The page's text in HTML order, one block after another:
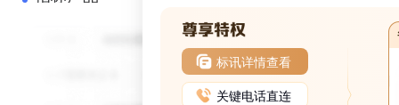
标讯详情查看
关键电话直连